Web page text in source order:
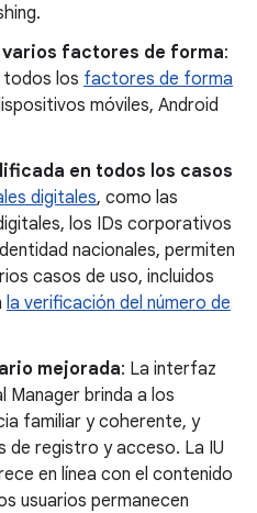
factores de forma:
todos los factores de forma
móviles, Android
en todos los casos
digitales, como las
los IDs corporativos
nacionales, permiten
casos de uso, incluidos
la verificación del número de
mejorada: La interfaz
Manager brinda a los
familiar y coherente, y
de registro y acceso. La IU
en línea con el contenido
usuarios permanecen